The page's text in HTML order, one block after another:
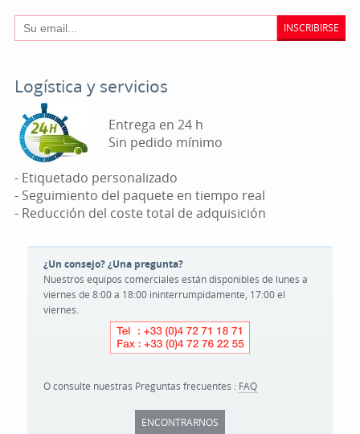
INSCRIBIRSE
Logística y servicios
Entrega en 24 h
Sin pedido mínimo
- Etiquetado personalizado
- Seguimiento del paquete en tiempo real
- Reducción del coste total de adquisición
¿Un consejo? ¿Una pregunta?
Nuestros equipos comerciales están disponibles de lunes a
viernes de 8:00 a 18:00 ininterrumpidamente, 17:00 el
viernes.
O consulte nuestras Preguntas frecuentes : FAQ
ENCONTRARNOS